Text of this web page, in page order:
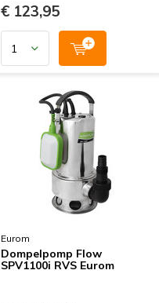
€ 123,95
Eurom
Dompelpomp Flow
SPV1100i RVS Eurom